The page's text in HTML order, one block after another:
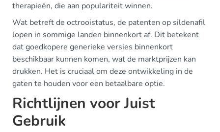
therapieën, die aan populariteit winnen.
Wat betreft de octrooistatus, de patenten op sildenafil
lopen in sommige landen binnenkort af. Dit betekent
dat goedkopere generieke versies binnenkort
beschikbaar kunnen komen, wat de marktprijzen kan
drukken. Het is cruciaal om deze ontwikkeling in de
gaten te houden voor een betaalbare optie.
Richtlijnen voor Juist
Gebruik